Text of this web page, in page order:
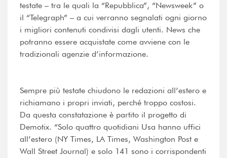
testate – tra le quali la “Repubblica”, “Newsweek” o
il “Telegraph” – a cui verranno segnalati ogni giorno
i migliori contenuti condivisi dagli utenti. News che
potranno essere acquistate come avviene con le
tradizionali agenzie d’informazione.
Sempre più testate chiudono le redazioni all’estero e
richiamano i propri inviati, perché troppo costosi.
Da questa constatazione è partito il progetto di
Demotix. “Solo quattro quotidiani Usa hanno uffici
all’estero (NY Times, LA Times, Washington Post e
Wall Street Journal) e solo 141 sono i corrispondenti